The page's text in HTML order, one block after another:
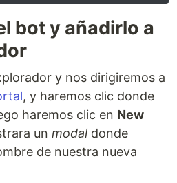
bot y añadirlo a
y nos dirigiremos a
, y haremos clic donde
haremos clic en New
un modaldonde
de nuestra nueva